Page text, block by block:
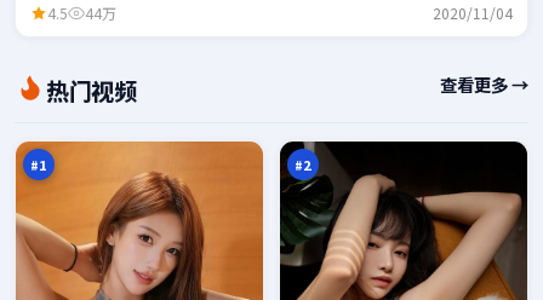
4.5 44万 2020/11/04
热门视频 查看更多 →
#1
焰
归
点
98
#2